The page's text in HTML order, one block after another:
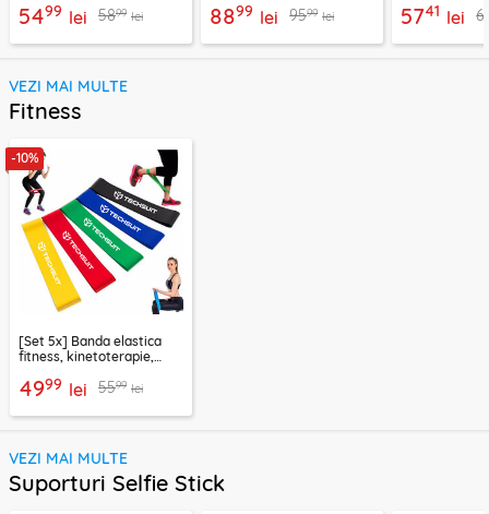
5499 lei 5899 lei 8899 lei 9599 lei 5741 lei
VEZI MAI MULTE
Fitness
-10%
[Set 5x] Banda elastica
fitness, kinetoterapie,
4999 lei 5599 lei
VEZI MAI MULTE
Suporturi Selfie Stick